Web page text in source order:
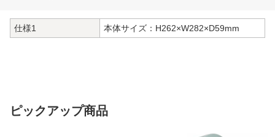
仕様1 本体サイズ：H262×W282×D59mm
ピックアップ商品